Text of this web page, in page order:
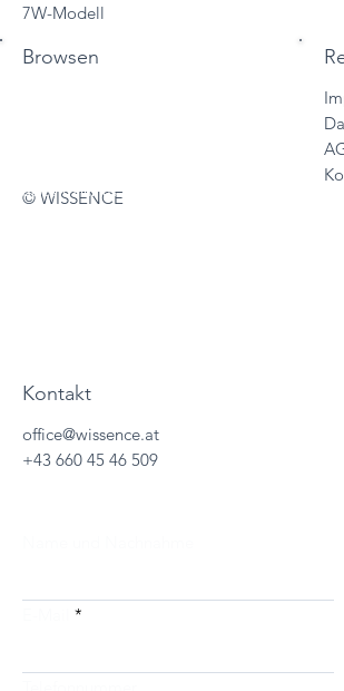
© WISSENCE
7W-Modell
Browsen
Sales Trainings
Kontakt
office@wissence.at
+43 660 45 46 509